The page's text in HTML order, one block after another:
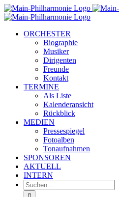
Zum
Inhalt
ORCHESTER
Biographie
Musiker
Dirigenten
Freunde
Kontakt
TERMINE
Als Liste
Kalenderansicht
Rückblick
MEDIEN
Pressespiegel
Fotoalben
Tonaufnahmen
SPONSOREN
AKTUELL
INTERN
Suche
nach: